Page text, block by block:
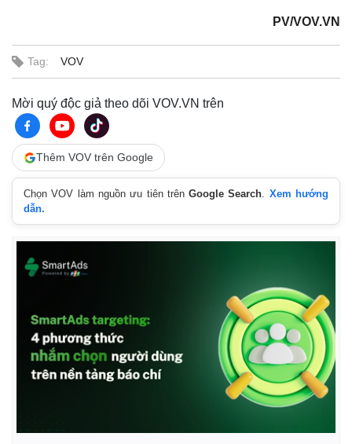
PV/VOV.VN
Tag: VOV
Mời quý độc giả theo dõi VOV.VN trên
Thêm VOV trên Google
Chọn VOV làm nguồn ưu tiên trênGoogle Search. Xem hướng
dẫn.